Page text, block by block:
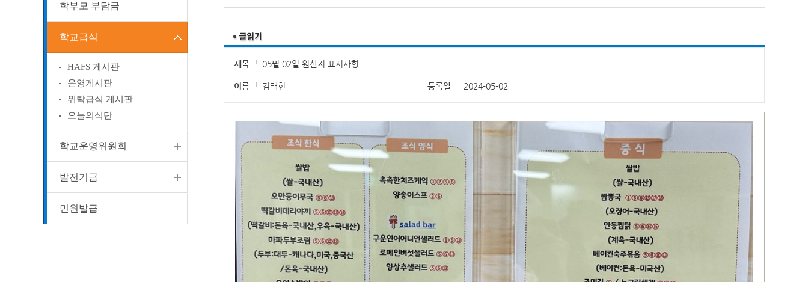
학부모 부담금
학교급식
HAFS 게시판
운영게시판
위탁급식 게시판
오늘의식단
학교운영위원회
발전기금
민원발급
제목 05월 02일 원산지 표시사항
이름 김태현 등록일 2024-05-02